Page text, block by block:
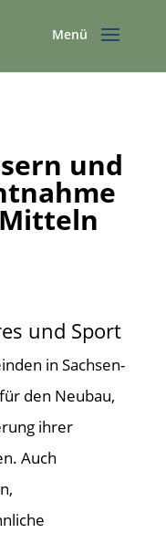
und
und Sport
in Sachsen-
den Neubau,
ihrer
Auch